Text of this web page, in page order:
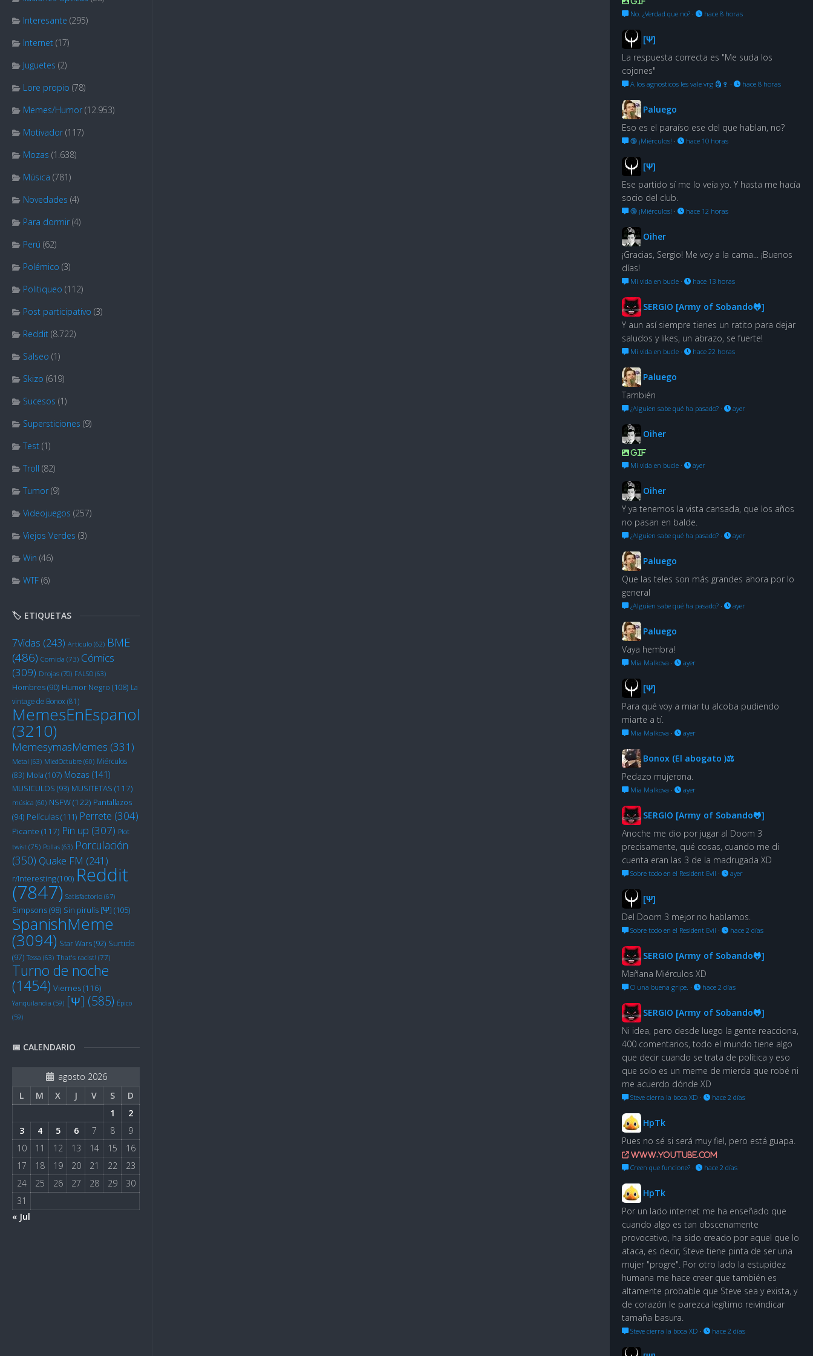
Interesante (295)
Internet (17)
Juguetes (2)
Lore propio (78)
Memes/Humor (12.953)
Motivador (117)
Mozas (1.638)
Música (781)
Novedades (4)
Para dormir (4)
Perú (62)
Polémico (3)
Politiqueo (112)
Post participativo (3)
Reddit (8.722)
Salseo (1)
Skizo (619)
Sucesos (1)
Supersticiones (9)
Test (1)
Troll (82)
Tumor (9)
Videojuegos (257)
Viejos Verdes (3)
Win (46)
WTF (6)
🏷️ ETIQUETAS
7Vidas (243) Artículo (62) BME
(486) Comida (73) Cómics
(309) Drojas (70) FALSO (63)
Hombres(90) Humor Negro (108) La
vintage de Bonox(81)
MemesEnEspanol
(3210)
MemesymasMemes (331)
Metal (63) MiedOctubre (60) Miérculos
(83) Mola (107) Mozas (141)
MUSICULOS (93) MUSITETAS (117)
música (60) NSFW(122) Pantallazos
(94) Películas(111) Perrete (304)
Picante (117) Pin up (307) Plot
twist (75) Pollas (63) Porculación
(350) Quake FM (241)
r/Interesting(100) Reddit
(7847) Satisfactorio (67)
Simpsons(98) Sin pirulís [Ψ] (105)
SpanishMeme
(3094) Star Wars(92) Surtido
(97) Tessa (63) That's racist! (77)
Turno de noche
(1454) Viernes(116)
Yanquilandia (59) [Ψ] (585) Épico
(59)
📅 CALENDARIO
agosto 2026
L
M X J V S
D
1
2
3
4 5 6 7 8
9
10
11 12 13 14 15
16
17
18 19 20 21 22
23
24
25 26 27 28 29
30
31
« Jul
No. ¿Verdad que no? · hace 8 horas
[Ψ]
La respuesta correcta es "Me suda los
cojones"
A los agnosticos les vale vrg 🗿🍷 · hace 8 horas
Paluego
Eso es el paraíso ese del que hablan, no?
🔞 ¡Miérculos! · hace 10 horas
[Ψ]
Ese partido sí me lo veía yo. Y hasta me hacía
socio del club.
🔞 ¡Miérculos! · hace 12 horas
Oiher
¡Gracias, Sergio! Me voy a la cama... ¡Buenos
días!
Mi vida en bucle · hace 13 horas
SERGIO [Army of Sobando🐸]
Y aun así siempre tienes un ratito para dejar
saludos y likes, un abrazo, se fuerte!
Mi vida en bucle · hace 22 horas
Paluego
También
¿Alguien sabe qué ha pasado? · ayer
Oiher
GIF
Mi vida en bucle · ayer
Oiher
Y ya tenemos la vista cansada, que los años
no pasan en balde.
¿Alguien sabe qué ha pasado? · ayer
Paluego
Que las teles son más grandes ahora por lo
general
¿Alguien sabe qué ha pasado? · ayer
Paluego
Vaya hembra!
Mia Malkova · ayer
[Ψ]
Para qué voy a miar tu alcoba pudiendo
miarte a tí.
Mia Malkova · ayer
Bonox (El abogato )⚖
Pedazo mujerona.
Mia Malkova · ayer
SERGIO [Army of Sobando🐸]
Anoche me dio por jugar al Doom 3
precisamente, qué cosas, cuando me di
cuenta eran las 3 de la madrugada XD
Sobre todo en el Resident Evil · ayer
[Ψ]
Del Doom 3 mejor no hablamos.
Sobre todo en el Resident Evil · hace 2 días
SERGIO [Army of Sobando🐸]
Mañana Miérculos XD
O una buena gripe. · hace 2 días
SERGIO [Army of Sobando🐸]
Ni idea, pero desde luego la gente reacciona,
400 comentarios, todo el mundo tiene algo
que decir cuando se trata de política y eso
que solo es un meme de mierda que robé ni
me acuerdo dónde XD
Steve cierra la boca XD · hace 2 días
HpTk
Pues no sé si será muy fiel, pero está guapa.
www.youtube.com
Creen que funcione? · hace 2 días
HpTk
Por un lado internet me ha enseñado que
cuando algo es tan obscenamente
provocativo, ha sido creado por aquel que lo
ataca, es decir, Steve tiene pinta de ser una
mujer "progre". Por otro lado la estupidez
humana me hace creer que también es
altamente probable que Steve sea y exista, y
de corazón le parezca legítimo reivindicar
tamaña basura.
Steve cierra la boca XD · hace 2 días